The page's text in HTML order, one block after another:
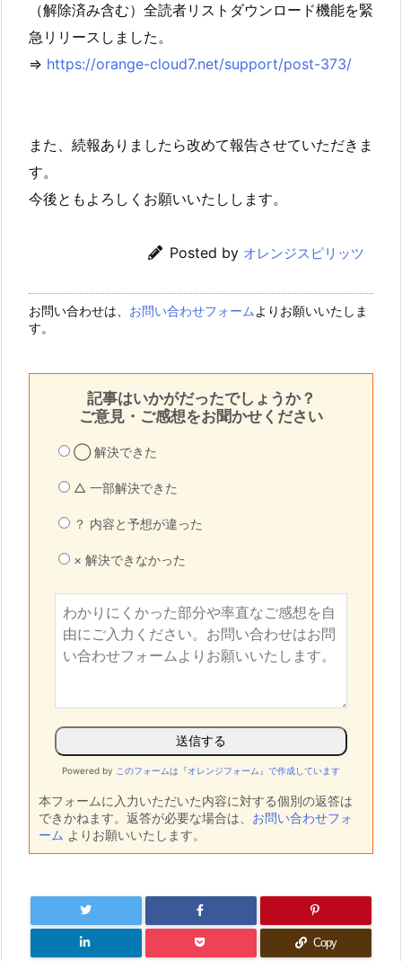
（解除済み含む）全読者リストダウンロード機能を緊
急リリースしました。
⇒ https://orange-cloud7.net/support/post-373/
また、続報ありましたら改めて報告させていただきま
す。
今後ともよろしくお願いいたしします。
Posted by オレンジスピリッツ
お問い合わせは、 お問い合わせフォーム よりお願いいたしま
す。
記事はいかがだったでしょうか？
ご意見・ご感想をお聞かせください
◯ 解決できた
△ 一部解決できた
？ 内容と予想が違った
× 解決できなかった
Powered by このフォームは『オレンジフォーム』で作成しています
本フォームに入力いただいた内容に対する個別の返答は
できかねます。返答が必要な場合は、 お問い合わせフォ
ーム よりお願いいたします。
Copy